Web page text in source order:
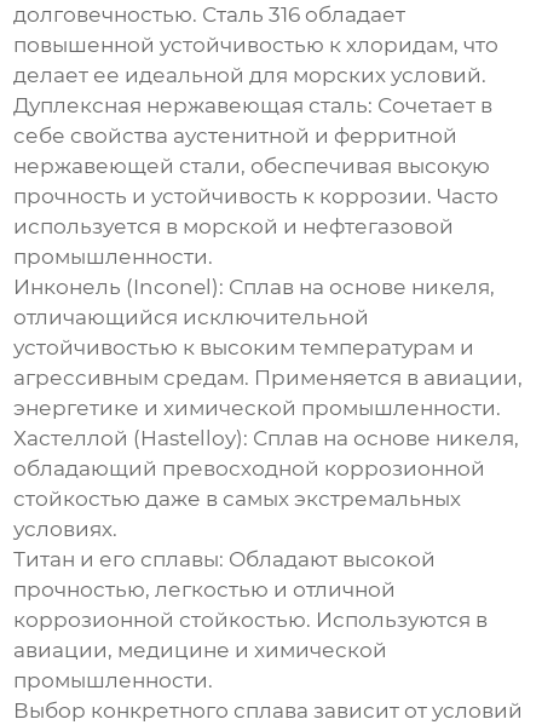
долговечностью. Сталь 316 обладает
повышенной устойчивостью к хлоридам, что
делает ее идеальной для морских условий.
Дуплексная нержавеющая сталь: Сочетает в
себе свойства аустенитной и ферритной
нержавеющей стали, обеспечивая высокую
прочность и устойчивость к коррозии. Часто
используется в морской и нефтегазовой
промышленности.
Инконель (Inconel): Сплав на основе никеля,
отличающийся исключительной
устойчивостью к высоким температурам и
агрессивным средам. Применяется в авиации,
энергетике и химической промышленности.
Хастеллой (Hastelloy): Сплав на основе никеля,
обладающий превосходной коррозионной
стойкостью даже в самых экстремальных
условиях.
Титан и его сплавы: Обладают высокой
прочностью, легкостью и отличной
коррозионной стойкостью. Используются в
авиации, медицине и химической
промышленности.
Выбор конкретного сплава зависит от условий